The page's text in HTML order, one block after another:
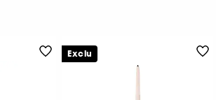
Exclu